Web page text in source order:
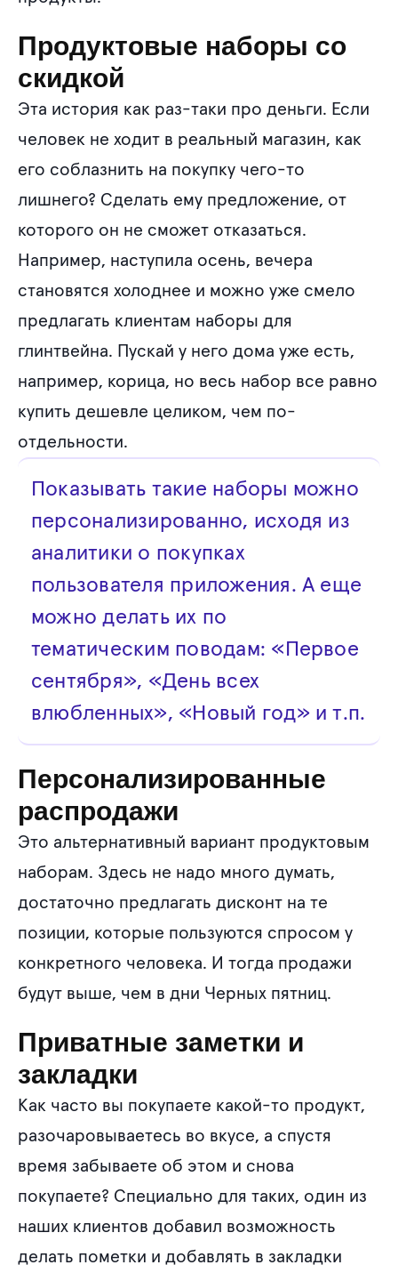
Продуктовые наборы со
скидкой
Эта история как раз-таки про деньги. Если
человек не ходит в реальный магазин, как
его соблазнить на покупку чего-то
лишнего? Сделать ему предложение, от
которого он не сможет отказаться.
Например, наступила осень, вечера
становятся холоднее и можно уже смело
предлагать клиентам наборы для
глинтвейна. Пускай у него дома уже есть,
например, корица, но весь набор все равно
купить дешевле целиком, чем по-
отдельности.
Показывать такие наборы можно
персонализированно, исходя из
аналитики о покупках
пользователя приложения. А еще
можно делать их по
тематическим поводам: «Первое
сентября», «День всех
влюбленных», «Новый год» и т.п.
Персонализированные
распродажи
Это альтернативный вариант продуктовым
наборам. Здесь не надо много думать,
достаточно предлагать дисконт на те
позиции, которые пользуются спросом у
конкретного человека. И тогда продажи
будут выше, чем в дни Черных пятниц.
Приватные заметки и
закладки
Как часто вы покупаете какой-то продукт,
разочаровываетесь во вкусе, а спустя
время забываете об этом и снова
покупаете? Специально для таких, один из
наших клиентов добавил возможность
делать пометки и добавлять в закладки